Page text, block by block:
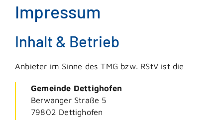
Impressum
Inhalt & Betrieb
Anbieter im Sinne des TMG bzw. RStV ist die
Gemeinde Dettighofen
Berwanger Straße 5
79802 Dettighofen